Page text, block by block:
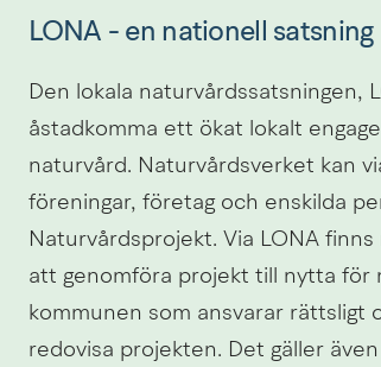
LONA - en nationell satsning
Den lokala naturvårdssatsningen,
åstadkomma ett ökat lokalt
naturvård. Naturvårdsverket kan
föreningar, företag och enskilda
Naturvårdsprojekt. Via LONA
att genomföra projekt till nytta för
kommunen som ansvarar rättsligt
redovisa projekten. Det gäller